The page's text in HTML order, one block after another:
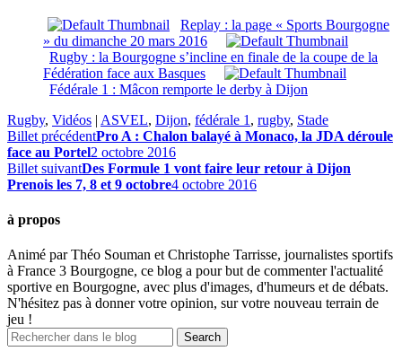
Replay : la page « Sports Bourgogne
» du dimanche 20 mars 2016
Rugby : la Bourgogne s’incline en finale de la coupe de la
Fédération face aux Basques
Fédérale 1 : Mâcon remporte le derby à Dijon
Rugby, Vidéos | ASVEL, Dijon, fédérale 1 , rugby, Stade
Billet précédentPro A : Chalon balayé à Monaco, la JDA déroule
face au Portel2 octobre 2016
Billet suivantDes Formule 1 vont faire leur retour à Dijon
Prenois les 7, 8 et 9 octobre4 octobre 2016
à propos
Animé par Théo Souman et Christophe Tarrisse, journalistes sportifs
à France 3 Bourgogne, ce blog a pour but de commenter l'actualité
sportive en Bourgogne, avec plus d'images, d'humeurs et de débats.
N'hésitez pas à donner votre opinion, sur votre nouveau terrain de
jeu !